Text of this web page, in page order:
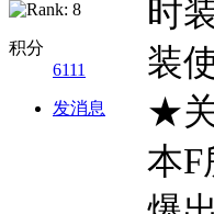
积分
6111
发消息
时
装
★
本F